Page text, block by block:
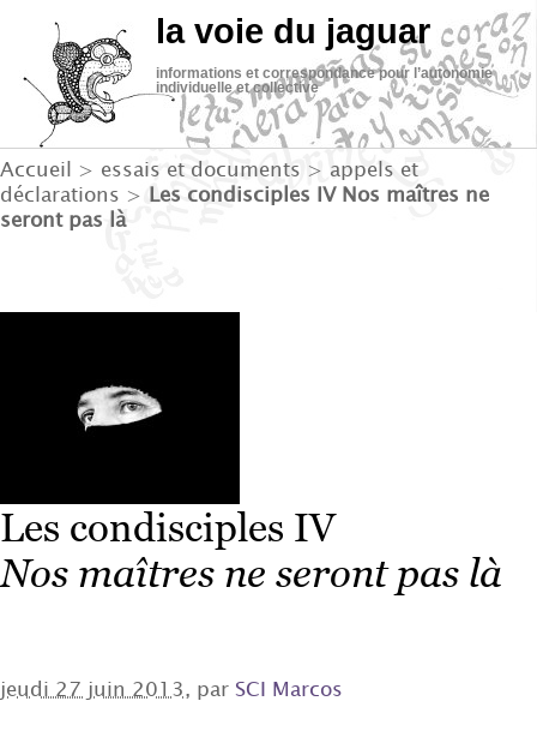
la voie du jaguar
informations et correspondance pour l’autonomie
individuelle et collective
Accueil > essais et documents > appels et
déclarations > Les condisciples IV Nos maîtres ne
seront pas là
Les condisciples IV
Nos maîtres ne seront pas là
jeudi 27 juin 2013, par SCI Marcos